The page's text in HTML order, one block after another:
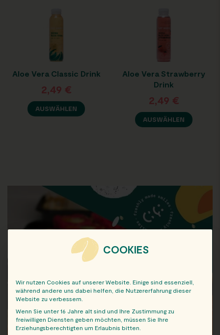
Aloe Vera Classic Drink
2,49 €
AUSWÄHLEN
Aloe Vera Strawberry
Drink
2,49 €
AUSWÄHLEN
COOKIES
Wir nutzen Cookies auf unserer Website. Einige sind essenziell,
während andere uns dabei helfen, die Nutzererfahrung dieser
Website zu verbessern.
Wenn Sie unter 16 Jahre alt sind und Ihre Zustimmung zu
freiwilligen Diensten geben möchten, müssen Sie Ihre
Erziehungsberechtigten um Erlaubnis bitten.